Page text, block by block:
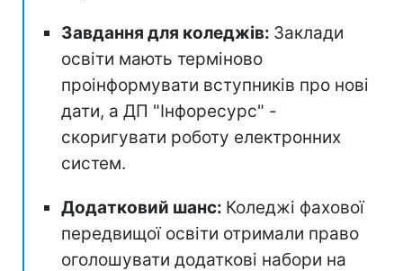
Завдання для коледжів: Заклади
освіти мають терміново
проінформувати вступників про нові
дати, а ДП "Інфоресурс" -
скоригувати роботу електронних
систем.
Додатковий шанс: Коледжі фахової
передвищої освіти отримали право
оголошувати додаткові набори на